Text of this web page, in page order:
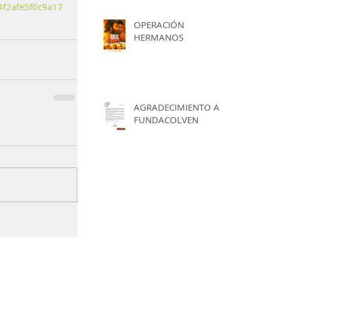
OPERACIÓN
HERMANOS
AGRADECIMIENTO A
FUNDACOLVEN